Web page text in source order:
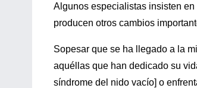
Algunos especialistas insisten
producen otros cambios
Sopesar que se ha llegado a la
aquéllas que han dedicado su
síndrome del nido vacío] o